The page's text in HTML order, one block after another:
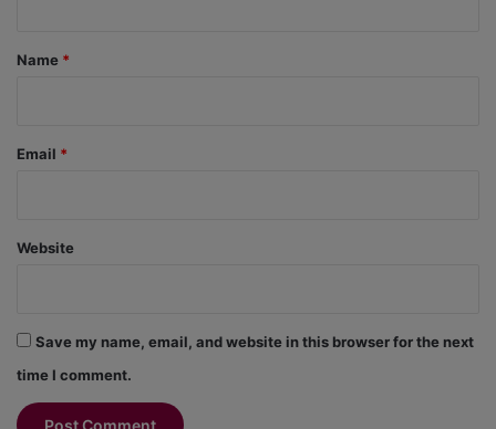
*
Name *
Email *
Website
Save my name, email, and website in this browser for the next
time I comment.